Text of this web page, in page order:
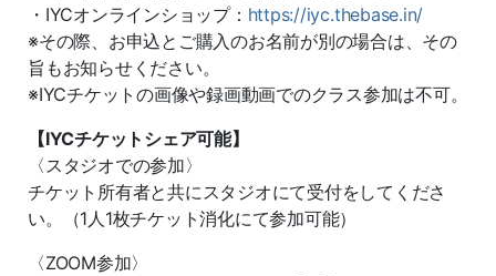
・IYCオンラインショップ： https://iyc.thebase.in/
※その際、お申込とご購入のお名前が別の場合は、その
旨もお知らせください。
※IYCチケットの画像や録画動画でのクラス参加は不可。
【IYCチケットシェア可能】
〈スタジオでの参加〉
チケット所有者と共にスタジオにて受付をしてくださ
い。（1人1枚チケット消化にて参加可能）
〈ZOOM参加〉